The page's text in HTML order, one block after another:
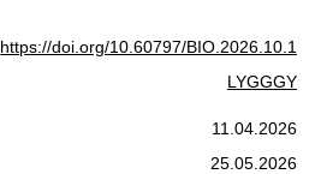
https://doi.org/10.60797/BIO.2026.10.1
LYGGGY
11.04.2026
25.05.2026